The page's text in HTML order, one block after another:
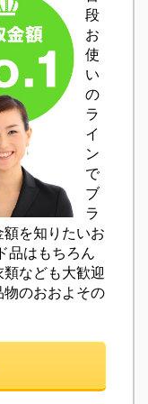
段
お
使
い
の
ラ
イ
ン
で
ブ
ラ
を知りたいお
品はもちろん
なども大歓迎
のおおよその